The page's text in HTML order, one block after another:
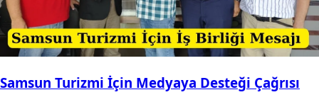
Samsun Turizmi İçin Medyaya Desteği Çağrısı